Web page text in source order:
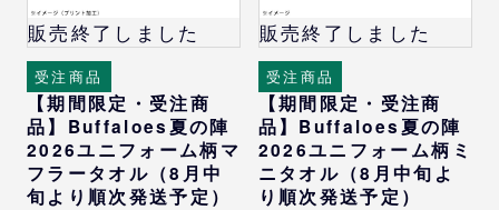
販売終了しました
受注商品
【期間限定・受注商
品】Buffaloes夏の陣
2026ユニフォーム柄マ
フラータオル（8月中
旬より順次発送予定）
販売終了しました
受注商品
【期間限定・受注商
品】Buffaloes夏の陣
2026ユニフォーム柄ミ
ニタオル（8月中旬よ
り順次発送予定）